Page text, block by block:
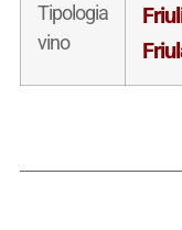
Tipologia
vino